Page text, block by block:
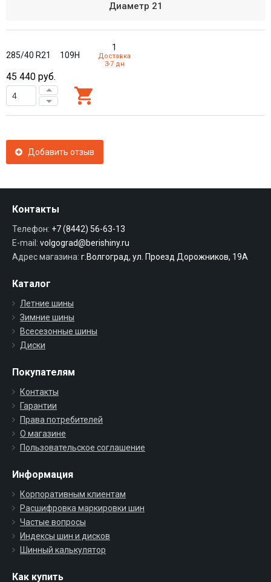
Диаметр 21
285/40 R21 109H
1
Доставка
3-7 дн
45 440 руб.
Добавить отзыв
Контакты
Телефон: +7 (8442) 56-63-13
E-mail: volgograd@berishiny.ru
Адрес магазина: г.Волгоград, ул. Проезд Дорожников, 19А
Каталог
Летние шины
Зимние шины
Всесезонные шины
Диски
Покупателям
Контакты
Гарантии
Права потребителей
О магазине
Пользовательское соглашение
Информация
Корпоративным клиентам
Расшифровка маркировки шин
Частые вопросы
Индексы шин и дисков
Шинный калькулятор
Как купить